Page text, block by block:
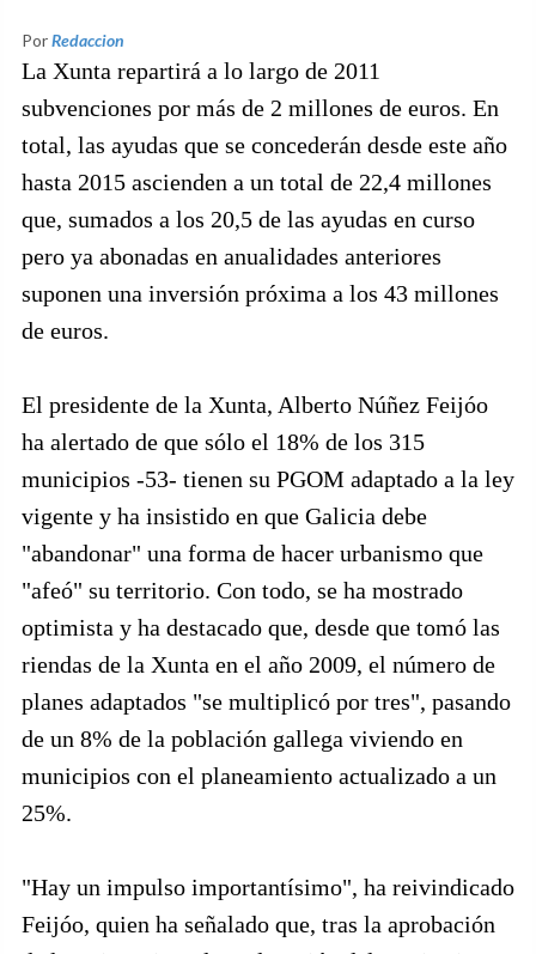
PorRedaccion
La Xunta repartirá a lo largo de 2011
subvenciones por más de 2 millones de euros. En
total, las ayudas que se concederán desde este año
hasta 2015 ascienden a un total de 22,4 millones
que, sumados a los 20,5 de las ayudas en curso
pero ya abonadas en anualidades anteriores
suponen una inversión próxima a los 43 millones
de euros.
El presidente de la Xunta, Alberto Núñez Feijóo
ha alertado de que sólo el 18% de los 315
municipios -53- tienen su PGOM adaptado a la ley
vigente y ha insistido en que Galicia debe
"abandonar" una forma de hacer urbanismo que
"afeó" su territorio. Con todo, se ha mostrado
optimista y ha destacado que, desde que tomó las
riendas de la Xunta en el año 2009, el número de
planes adaptados "se multiplicó por tres", pasando
de un 8% de la población gallega viviendo en
municipios con el planeamiento actualizado a un
25%.
"Hay un impulso importantísimo", ha reivindicado
Feijóo, quien ha señalado que, tras la aprobación